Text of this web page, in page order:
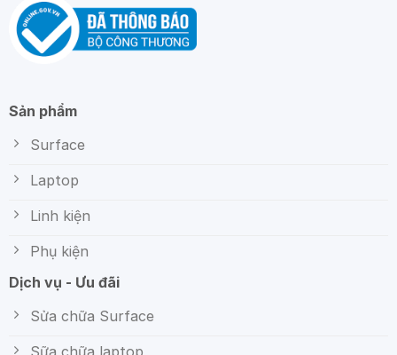
Sản phẩm
Surface
Laptop
Linh kiện
Phụ kiện
Dịch vụ - Ưu đãi
Sửa chữa Surface